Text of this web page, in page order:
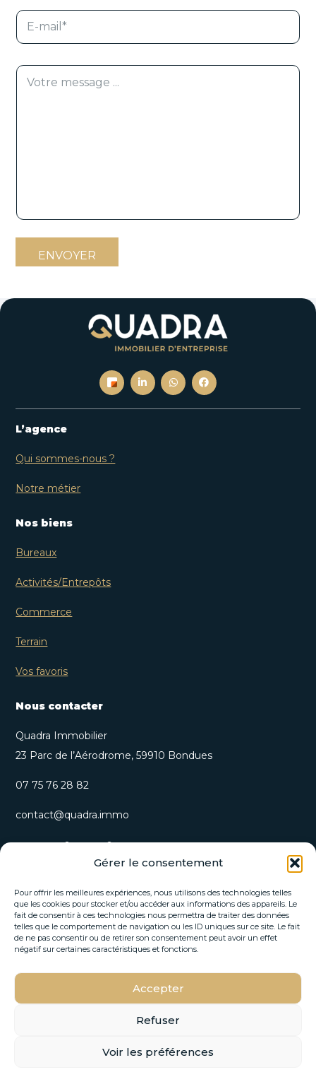
Gérer le consentement
Pour offrir les meilleures expériences, nous utilisons des technologies telles
que les cookies pour stocker et/ou accéder aux informations des appareils. Le
fait de consentir à ces technologies nous permettra de traiter des données
telles que le comportement de navigation ou les ID uniques sur ce site. Le fait
de ne pas consentir ou de retirer son consentement peut avoir un effet
négatif sur certaines caractéristiques et fonctions.
Accepter
Refuser
Voir les préférences
p
h
n
*
E
m
lM
ENVOYER
L’agence
Qui sommes-nous ?
Notre métier
Nos biens
Bureaux
Activités/Entrepôts
Commerce
Terrain
Vos favoris
Nous contacter
Quadra Immobilier
23 Parc de l’Aérodrome, 59910 Bondues
07 75 76 28 82
contact@quadra.immo
S’inscrire à notre newsletter
Recevez nos opportunités immobilières et actualités
directement par email.
E
-
m
i
E
i
E
-
a